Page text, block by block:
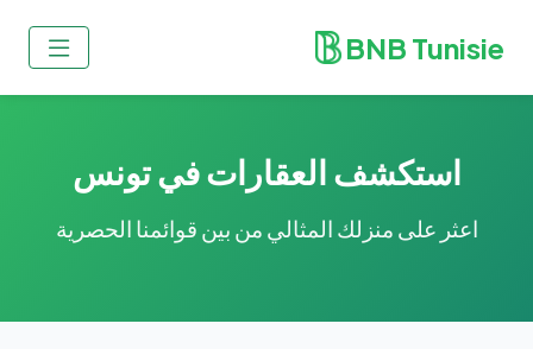
BNB Tunisie
استكشف العقارات في تونس
اعثر على منزلك المثالي من بين قوائمنا الحصرية